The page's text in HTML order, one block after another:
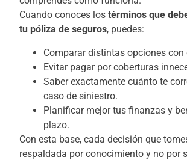
Cuando conoces lostérminos que
tu póliza de seguros, puedes:
Comparar distintas opciones con
Evitar pagar por coberturas
Saber exactamente cuánto te
caso de siniestro.
Planificar mejor tus finanzas y
plazo.
Con esta base, cada decisión que
respaldada por conocimiento y no por